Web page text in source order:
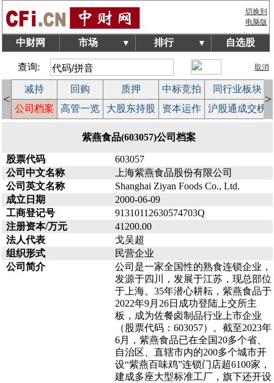
切换到
电脑版
中财网 市场 ▼ 排行 ▼ 自选股
查询: 取消
<
减持 回购 质押 中标竞拍
同行业板块
公司档案 高管一览 大股东持股 资本运作 沪股通成交榜
>
紫燕食品(603057)公司档案
股票代码
603057
公司中文名称
上海紫燕食品股份有限公司
公司英文名称
Shanghai Ziyan Foods Co., Ltd.
成立日期
2000-06-09
工商登记号
91310112630574703Q
注册资本/万元
41200.00
法人代表
戈吴超
组织形式
民营企业
公司简介
公司是一家全国性的熟食连锁企业，
发源于四川，发展于江苏，现总部位
于上海。35年潜心耕耘，紫燕食品于
2022年9月26日成功登陆上交所主
板，成为佐餐卤制品行业上市企业
（股票代码：603057）。截至2023年
6月，紫燕食品已在全国20多个省、
自治区、直辖市内的200多个城市开
设“紫燕百味鸡”连锁门店超6100家，
建成多座大型标准工厂，旗下还开设